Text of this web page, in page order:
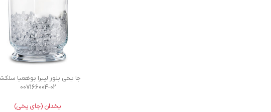
جا یخی بلور لیبرا بوهمیا
007166004-02
یخدان (جای یخی)